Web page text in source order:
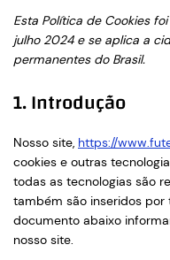
Esta Política de Cookies
julho 2024 e se aplica a
permanentes do Brasil.
1. Introdução
Nosso site, https://
cookies e outras
todas as tecnologias são
também são inseridos
documento abaixo
nosso site.